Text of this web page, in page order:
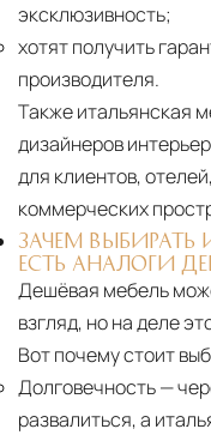
эксклюзивность;
хотят получить
производителя.
Также итальянская
дизайнеров
для клиентов,
коммерческих
ЗАЧЕМ ВЫБИРАТЬ
ЕСТЬ АНАЛОГИ
Дешёвая мебель
взгляд, но на деле
Вот почему стоит
Долговечность—
развалиться, а